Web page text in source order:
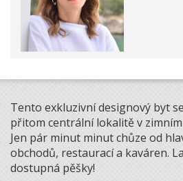
Tento exkluzivní designový byt
přitom centrální lokalitě v
Jen pár minut minut chůze od
obchodů, restaurací a kaváren.
dostupná pěšky!